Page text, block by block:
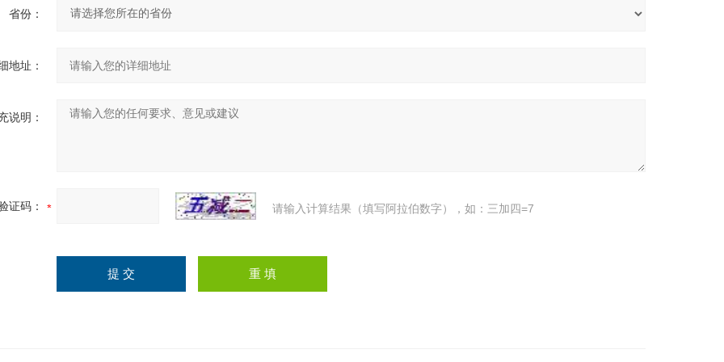
省份：
地址：
说明：
证码： 请输入计算结果（填写阿拉伯数字），如：三加四=7